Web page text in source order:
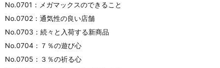
No.0701：メガマックスのできること
No.0702：通気性の良い店舗
No.0703：続々と入荷する新商品
No.0704：７％の遊び心
No.0705：３％の祈る心